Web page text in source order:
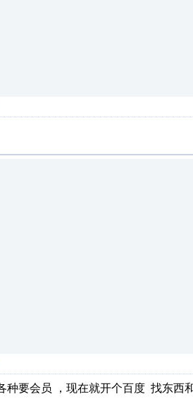
种要会员 ，现在就开个百度 找东